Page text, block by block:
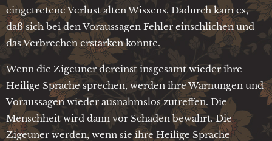
eingetretene Verlust alten Wissens. Dadurch kam es,
daß sich bei den Voraussagen Fehler einschlichen und
das Verbrechen erstarken konnte.
Wenn die Zigeuner dereinst insgesamt wieder ihre
Heilige Sprache sprechen, werden ihre Warnungen und
Voraussagen wieder ausnahmslos zutreffen. Die
Menschheit wird dann vor Schaden bewahrt. Die
Zigeuner werden, wenn sie ihre Heilige Sprache